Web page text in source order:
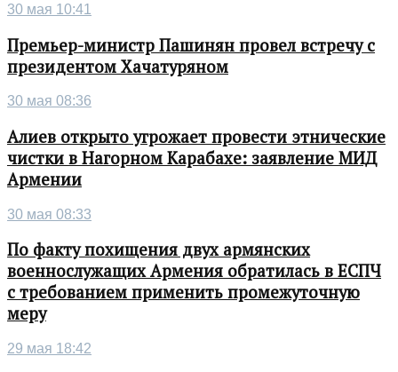
30 мая 10:41
Премьер-министр Пашинян провел встречу с
президентом Хачатуряном
30 мая 08:36
Алиев открыто угрожает провести этнические
чистки в Нагорном Карабахе: заявление МИД
Армении
30 мая 08:33
По факту похищения двух армянских
военнослужащих Армения обратилась в ЕСПЧ
с требованием применить промежуточную
меру
29 мая 18:42